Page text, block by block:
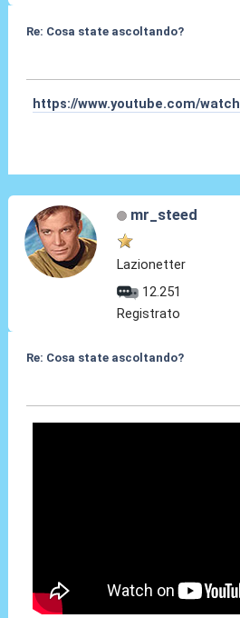
Re: Cosa state ascoltando?
https://www.youtube.com/
mr_steed
Lazionetter
12.251
Registrato
Re: Cosa state ascoltando?